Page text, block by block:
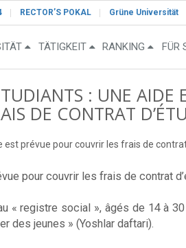
RECTOR’S POKAL Grüne Universität
TÄTIGKEIT RANKING FÜR
: UNE AIDE
DE CONTRAT
prévue pour couvrir les frais de
pour couvrir les frais de contrat
« registre social », âgés de 14 à
des jeunes » (Yoshlar daftari).